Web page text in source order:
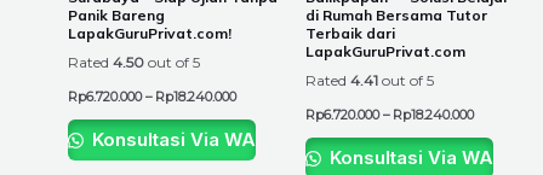
Panik Bareng
LapakGuruPrivat.com!
Rated 4.50 out of 5
Rp6.720.000 – Rp18.240.000
Konsultasi Via WA
di Rumah Bersama Tutor
Terbaik dari
LapakGuruPrivat.com
Rated 4.41 out of 5
Rp6.720.000 – Rp18.240.000
Konsultasi Via WA